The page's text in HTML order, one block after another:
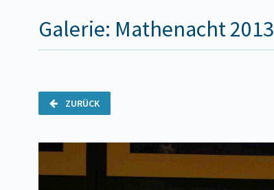
Galerie: Mathenacht 2013
ZURÜCK